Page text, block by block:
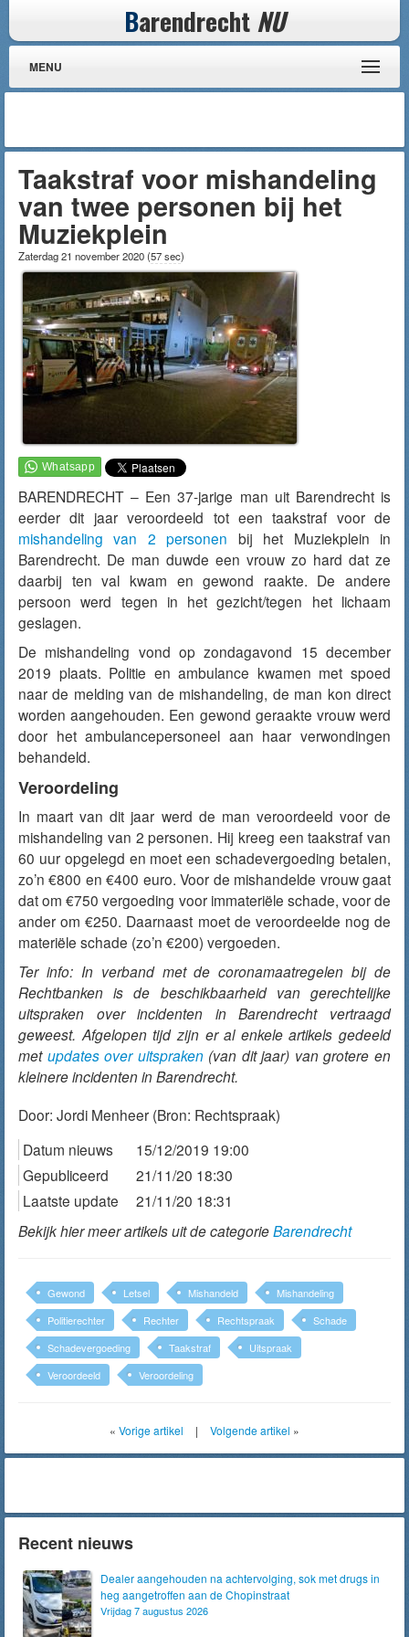
Barendrecht NU
MENU
Taakstraf voor mishandeling
van twee personen bij het
Muziekplein
Zaterdag 21 november 2020(57 sec)
BARENDRECHT – Een 37-jarige man uit Barendrecht is
eerder dit jaar veroordeeld tot een taakstraf voor de
mishandeling van 2 personen bij het Muziekplein in
Barendrecht. De man duwde een vrouw zo hard dat ze
daarbij ten val kwam en gewond raakte. De andere
persoon werd tegen in het gezicht/tegen het lichaam
geslagen.
De mishandeling vond op zondagavond 15 december
2019 plaats. Politie en ambulance kwamen met spoed
naar de melding van de mishandeling, de man kon direct
worden aangehouden. Een gewond geraakte vrouw werd
door het ambulancepersoneel aan haar verwondingen
behandeld.
Veroordeling
In maart van dit jaar werd de man veroordeeld voor de
mishandeling van 2 personen. Hij kreeg een taakstraf van
60 uur opgelegd en moet een schadevergoeding betalen,
zo’n €800 en €400 euro. Voor de mishandelde vrouw gaat
dat om €750 vergoeding voor immateriële schade, voor de
ander om €250. Daarnaast moet de veroordeelde nog de
materiële schade (zo’n €200) vergoeden.
Ter info: In verband met de coronamaatregelen bij de
Rechtbanken is de beschikbaarheid van gerechtelijke
uitspraken over incidenten in Barendrecht vertraagd
geweest. Afgelopen tijd zijn er al enkele artikels gedeeld
met updates over uitspraken (van dit jaar) van grotere en
kleinere incidenten in Barendrecht.
Door: Jordi Menheer (Bron: Rechtspraak)
Datum nieuws
15/12/2019 19:00
Gepubliceerd
21/11/20 18:30
Laatste update
21/11/20 18:31
Bekijk hier meer artikels uit de categorieBarendrecht
Gewond Letsel Mishandeld
Mishandeling
Politierechter
Rechter Rechtspraak
Schade
Schadevergoeding
Taakstraf
Uitspraak
Veroordeeld
Veroordeling
« Vorige artikel | Volgende artikel »
Recent nieuws
Dealer aangehouden na achtervolging, sok met drugs in
heg aangetroffen aan de Chopinstraat
Vrijdag 7 augustus 2026